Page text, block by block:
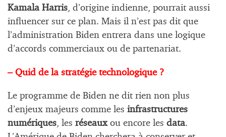
Kamala Harris, d’origine indienne, pourrait aussi
influencer sur ce plan. Mais il n’est pas dit que
l’administration Biden entrera dans une logique
d’accords commerciaux ou de partenariat.
– Quid de la stratégie technologique ?
Le programme de Biden ne dit rien non plus
d’enjeux majeurs comme les infrastructures
numériques , les réseauxou encore les data.